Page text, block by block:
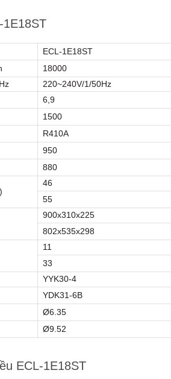
ECL-1E18ST
18000
220~240V/1/50Hz
6,9
1500
R410A
950
880
46
55
900x310x225
802x535x298
11
33
YYK30-4
YDK31-6B
Ø6.35
Ø9.52
ECL-1E18ST